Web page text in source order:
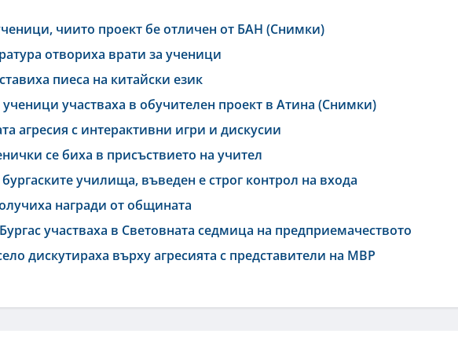
чиито проект бе отличен от БАН (Снимки)
отвориха врати за ученици
пиеса на китайски език
участваха в обучителен проект в Атина (Снимки)
агресия с интерактивни игри и дискусии
се биха в присъствието на учител
училища, въведен е строг контрол на входа
награди от общината
участваха в Световната седмица на предприемачеството
дискутираха върху агресията с представители на МВР